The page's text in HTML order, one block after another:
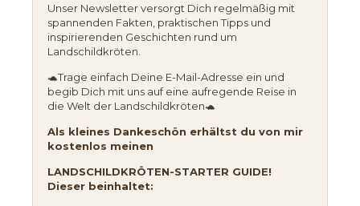
Unser Newsletter versorgt Dich regelmäßig mit
spannenden Fakten, praktischen Tipps und
inspirierenden Geschichten rund um
Landschildkröten.
🐢Trage einfach Deine E-Mail-Adresse ein und
begib Dich mit uns auf eine aufregende Reise in
die Welt der Landschildkröten🐢
Als kleines Dankeschön erhältst du von mir
kostenlos meinen
LANDSCHILDKRÖTEN-STARTER GUIDE!
Dieser beinhaltet: